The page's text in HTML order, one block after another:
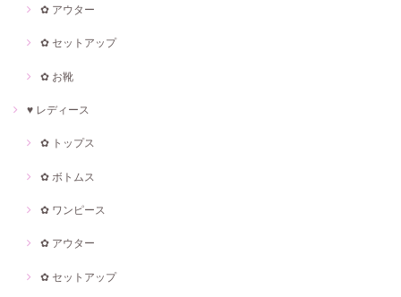
✿ アウター
✿ セットアップ
✿ お靴
♥ レディース
✿ トップス
✿ ボトムス
✿ ワンピース
✿ アウター
✿ セットアップ